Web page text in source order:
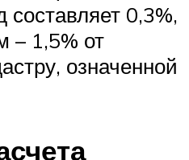
0,3%,
– 1,5% от
означенной